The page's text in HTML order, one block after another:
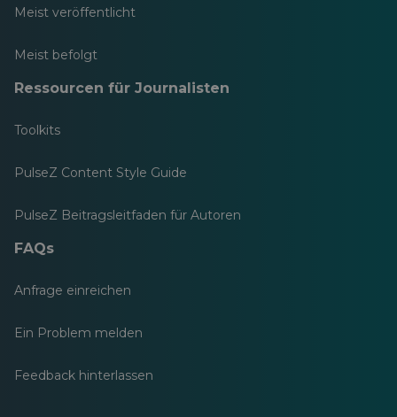
Meist veröffentlicht
Meist befolgt
Ressourcen für Journalisten
Toolkits
PulseZ Content Style Guide
PulseZ Beitragsleitfaden für Autoren
FAQs
Anfrage einreichen
Ein Problem melden
Feedback hinterlassen